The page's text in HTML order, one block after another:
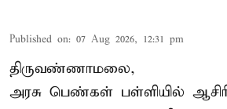
Published on: 07 Aug 2026, 12:31 pm
திருவண்ணாமலை,
அரசு பெண்கள் பள்ளியில்